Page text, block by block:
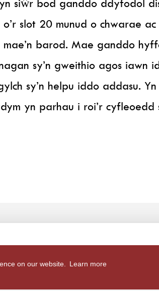
on our website. Learn more
siŵr bod ganddo ddyfodol
slot 20 munud o chwarae ac
barod. Mae ganddo
sy’n gweithio agos iawn
sy’n helpu iddo addasu. Yn
yn parhau i roi’r cyfleoedd